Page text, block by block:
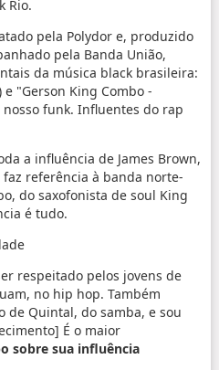
Rio.
pela Polydor e, produzido
pela Banda União,
da música black brasileira:
"Gerson King Combo -
funk. Influentes do rap
a influência de James Brown,
referência à banda norte-
do saxofonista de soul King
é tudo.
respeitado pelos jovens de
no hip hop. Também
de Quintal, do samba, e sou
É o maior
sobre sua influência